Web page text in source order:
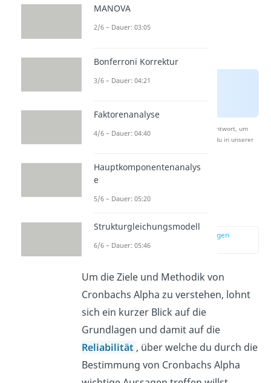
Nach Beantwortung speichern wir deine Antwort, um
Studyflix zu verbessern. Mehr dazu erfährst du in unserer
Cronbachs Alpha
zur Stelle im Video springen
(04:34)
Um die Ziele und Methodik von
Cronbachs Alpha zu verstehen, lohnt
sich ein kurzer Blick auf die
Grundlagen und damit auf die
Reliabilität , über welche du durch die
Bestimmung von Cronbachs Alpha
MANOVA
2/6 – Dauer: 03:05
Bonferroni Korrektur
3/6 – Dauer: 04:21
Faktorenanalyse
4/6 – Dauer: 04:40
Hauptkomponentenanalys
e
5/6 – Dauer: 05:20
Strukturgleichungsmodell
6/6 – Dauer: 05:46